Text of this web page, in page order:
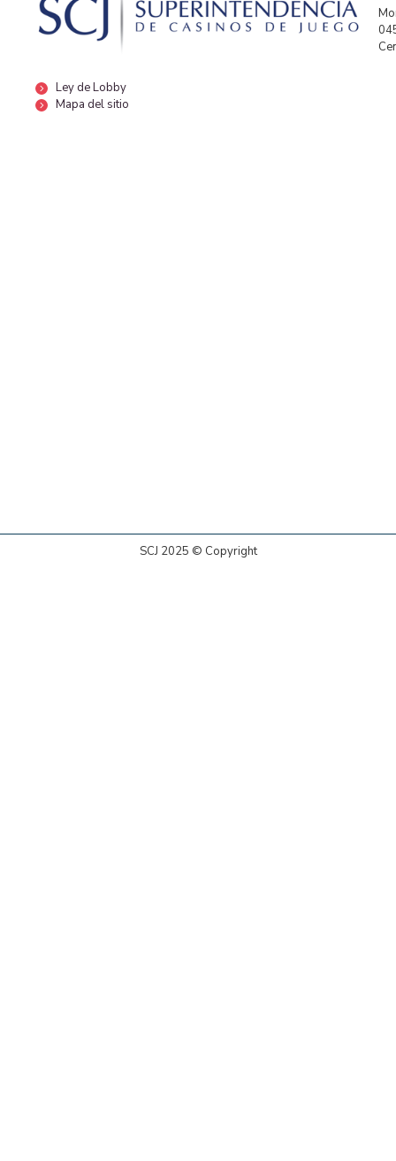
Ley de Lobby
Mapa del sitio
SCJ 2025 © Copyright